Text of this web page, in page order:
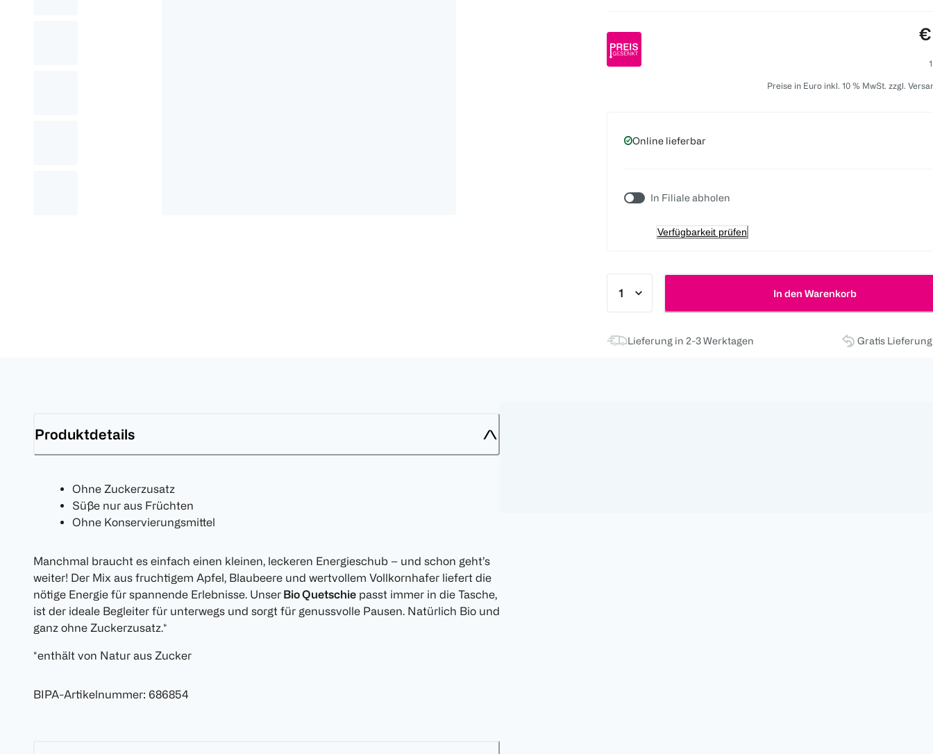
€
Preise in Euro inkl. 10 % MwSt. zzgl.
Online lieferbar
In Filiale abholen
Verfügbarkeit prüfen
In den Warenkorb
Lieferung in 2-3 Werktagen Gratis
Produktdetails
Ohne Zuckerzusatz
Süße nur aus Früchten
Ohne Konservierungsmittel
Manchmal braucht es einfach einen kleinen, leckeren Energieschub – und schon geht’s
weiter! Der Mix aus fruchtigem Apfel, Blaubeere und wertvollem Vollkornhafer liefert die
nötige Energie für spannende Erlebnisse. Unser Bio Quetschie passt immer in die Tasche,
ist der ideale Begleiter für unterwegs und sorgt für genussvolle Pausen. Natürlich Bio und
ganz ohne Zuckerzusatz.*
*enthält von Natur aus Zucker
BIPA-Artikelnummer: 686854